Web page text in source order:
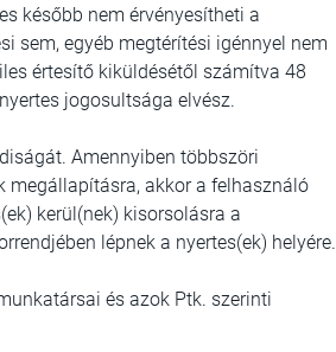
később nem érvényesítheti a
sem, egyéb megtérítési igénnyel nem
értesítő kiküldésétől számítva 48
jogosultsága elvész.
Amennyiben többszöri
megállapításra, akkor a felhasználó
kerül(nek) kisorsolásra a
lépnek a nyertes(ek) helyére.
és azok Ptk. szerinti